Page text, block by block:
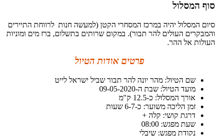
סוף המסלול
סיום המסלול יהיה במרכז המסחרי הקטן (למעשה חנות לרווחת התיירים
והמבקרים העולים להר תבור). במקום שרותים בתשלום, ברז מים ומוניות
העולות אל ההר.
פרטים אודות הטיול
שם הטיול: מהר יונה להר תבור שביל ישראל לייט
מועד הטיול: שבת ה-09-05-2020
אורך המסלול: כ-12.5 ק"מ
זמן הליכה משוער: כ-6-7 שעות
דרגת קושי: קלה +
שעת מפגש: 08:00
נקודת מפגש: שיבלי